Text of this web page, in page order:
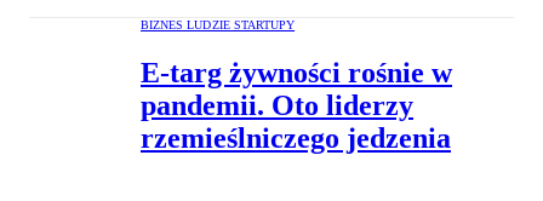
BIZNES LUDZIE STARTUPY
E-targ żywności rośnie w
pandemii. Oto liderzy
rzemieślniczego jedzenia